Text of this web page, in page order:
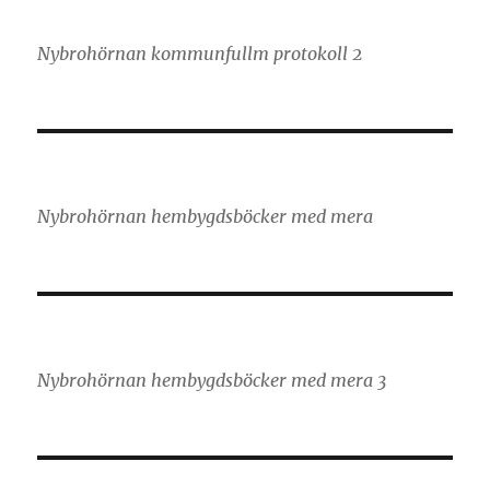
Nybrohörnan kommunfullm protokoll 2
Nybrohörnan hembygdsböcker med mera
Nybrohörnan hembygdsböcker med mera 3